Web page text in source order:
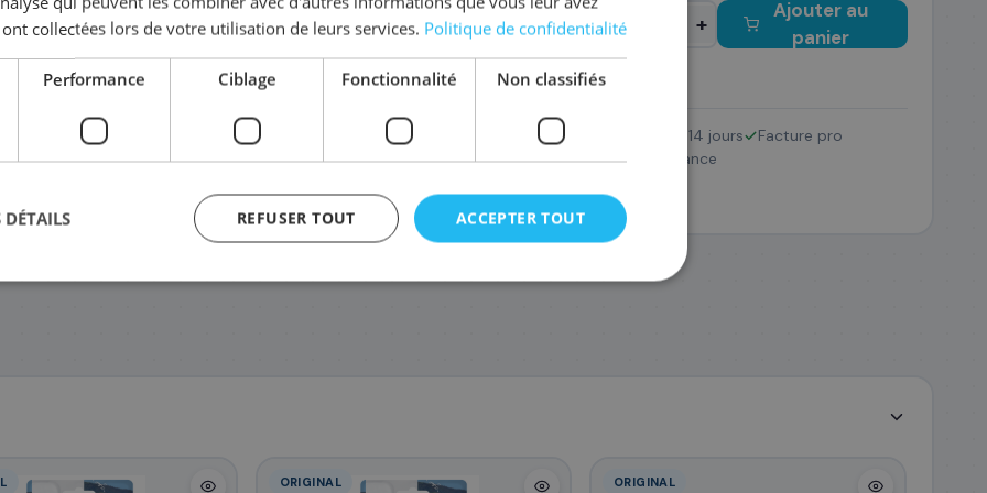
+
Ajouter au
panier
la série24
24
,68 €
C13T24264012/24
16,68 €
C13T24244012/24
16,68 €
C13T24384011/24XL Pack
107,88 €
Retour 14 jours
Facture pro
SAV France
ORIGINAL ORIGINAL
collectées lors de votre utilisation de leurs services. Politique de confidentialité
Performance Ciblage Fonctionnalité Non classifiés
ACCEPTER TOUT
REFUSER TOUT
DÉTAILS